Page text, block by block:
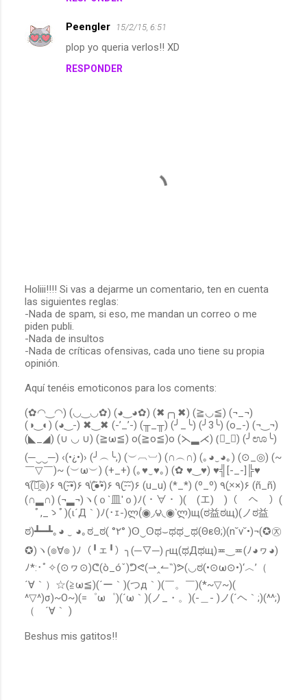
Peengler 15/2/15, 6:51
plop yo queria verlos!! XD
RESPONDER
P
u
b
l
i
c
r
n
c
o
m
e
t
a
o
Holiii!!!! Si vas a dejarme un comentario, ten en cuenta
las siguientes reglas:
-Nada de spam, si eso, me mandan un correo o me
piden publi.
-Nada de insultos
-Nada de críticas ofensivas, cada uno tiene su propia
opinión.
Aquí tenéis emoticonos para los coments:
(✿◠‿◠) (◡‿◡✿) (◕‿◕✿) (✖╭╮✖) (≧◡≦) (¬_¬)
(◑‿◐) (◕‿-) ✖‿✖ (-’_’-) (╥_╥) (╯_╰) (╯3╰) (o_-) (¬‿¬)
(◣_◢) (∪ ◡ ∪) (≧ω≦) o(≧o≦)o (⋋▂⋌) (॓_॔) (╯ಊ╰)
(─‿‿─) ‹(•¿•)› (╯︵╰,) (︶︹︺) (∩︵∩) (｡◕‿◕｡) (⊙_◎) (~
￣▽￣)~ (︶ω︶) (+_+) (｡♥‿♥｡) (✿ ♥‿♥) ♥╣[-_-]╠♥
٩(͡๏̯͡๏)۶ ٩(-̮̮̃•̃)۶ ٩(̾●̮̮̃̾•̃̾)۶ ٩(-̮̮̃-̃)۶ (u_u) (*_*) (º_º) ٩(×̯×)۶ (ñ_ñ)
(∩▂∩) (¬▂¬)ヽ(ｏ`皿′ｏ)ﾉ(・∀・ )(￣(エ)￣)（￣へ￣）(
ﾟ,_ゝﾟ)(ι´Д｀)ﾉ(･ｪ-)ლ(́◉◞౪◟◉‵ლ)щ(ಠ益ಠщ)(ノಠ益
ಠ)┻━┻｡◕ ‿ ◕｡ಠ_ಠ( °٢° )ʘ‿ʘಥ⌣ಥಥ‿ಥ(ΘεΘ;)(n˘v˘•)¬(✪㉨
✪)ヽ(๏∀๏ )ﾉ（╹ェ╹）╮(─▽─)╭щ(ಥДಥщ)≖‿≖(ﾉ◕ヮ◕)
ﾉ*:･ﾟ✧(⊙ヮ⊙)ᕦ(ò_óˇ)ᕤᕙ(⇀‸↼‶)ᕗ(◡ಠ(•⊙ω⊙•)‘︿’（
´∀｀）☆(≧ω≦)(´ー｀)(つд｀)(￣。￣)(*~▽~)(
^▽^)σ)~O~)(=゜ω゜)(´ω｀)(ノ_・。)(-＿- )ノ(´ヘ｀;)(^^;)
（ ´∀｀ )
Beshus mis gatitos!!